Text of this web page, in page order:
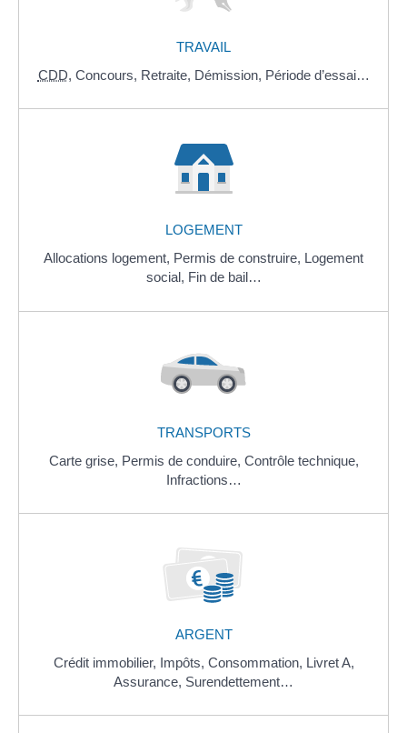
TRAVAIL
CDD, Concours, Retraite, Démission, Période d’essai…
LOGEMENT
Allocations logement, Permis de construire, Logement
social, Fin de bail…
TRANSPORTS
Carte grise, Permis de conduire, Contrôle technique,
Infractions…
ARGENT
Crédit immobilier, Impôts, Consommation, Livret A,
Assurance, Surendettement…